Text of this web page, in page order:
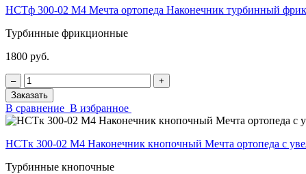
НСТф 300-02 М4 Мечта ортопеда Наконечник турбинный
Турбинные фрикционные
1800 руб.
‒
+
Заказать
В сравнение В избранное
НСТк 300-02 М4 Наконечник кнопочный Мечта ортопеда с
Турбинные кнопочные